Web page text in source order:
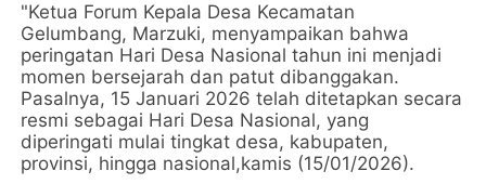
"Ketua Forum Kepala Desa Kecamatan
Gelumbang, Marzuki, menyampaikan bahwa
peringatan Hari Desa Nasional tahun ini menjadi
momen bersejarah dan patut dibanggakan.
Pasalnya, 15 Januari 2026 telah ditetapkan secara
resmi sebagai Hari Desa Nasional, yang
diperingati mulai tingkat desa, kabupaten,
provinsi, hingga nasional,kamis (15/01/2026).